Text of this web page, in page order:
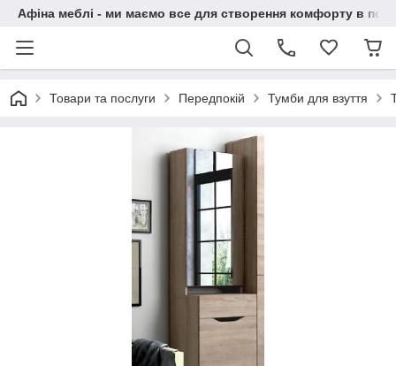
Афіна меблі - ми маємо все для створення комфорту в
Товари та послуги Передпокій Тумби для взуття